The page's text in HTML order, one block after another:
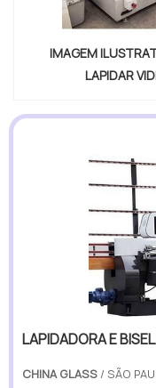
IMAGEM
LAPIDAR
LAPIDADORA E
CHINA GLASS / SÃO